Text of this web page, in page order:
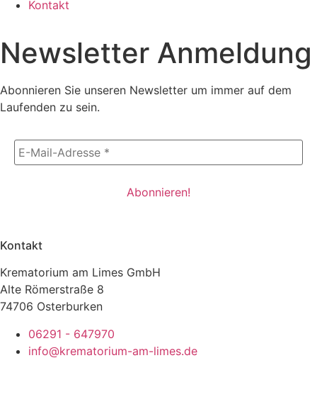
Kontakt
Newsletter Anmeldung
Abonnieren Sie unseren Newsletter um immer auf dem
Laufenden zu sein.
Kontakt
Krematorium am Limes GmbH
Alte Römerstraße 8
74706 Osterburken
06291 - 647970
info@krematorium-am-limes.de